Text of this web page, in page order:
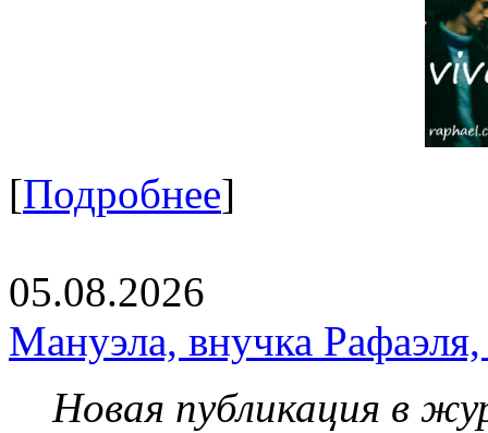
[Подробнее]
05.08.2026
Мануэла, внучка
Новая публикация в